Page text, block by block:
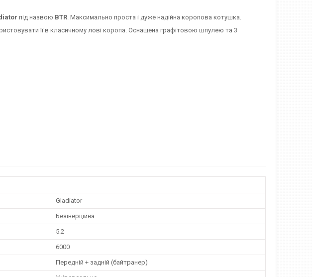
під назвою BTR. Максимально проста і дуже надійна коропова котушка.
її в класичному лові коропа. Оснащена графітовою шпулею та 3
Gladiator
Безінерційна
5.2
6000
Передній + задній (байтранер)